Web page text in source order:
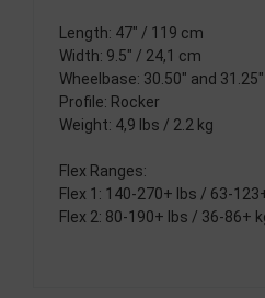
Length: 47" / 119 cm
Width: 9.5" / 24,1 cm
Wheelbase: 30.50" and
Profile: Rocker
Weight: 4,9 lbs / 2.2 kg
Flex Ranges:
Flex 1: 140-270+ lbs / 63-
Flex 2: 80-190+ lbs / 36-86+